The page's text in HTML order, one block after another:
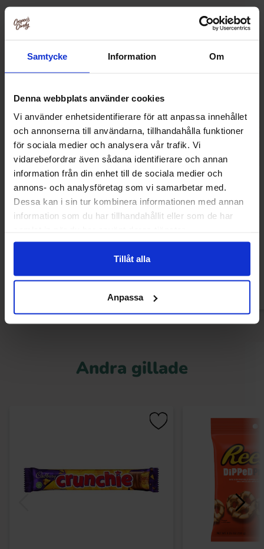
Samtycke Information Om
Denna webbplats använder cookies
Vi använder enhetsidentifierare för att anpassa innehållet
och annonserna till användarna, tillhandahålla funktioner
för sociala medier och analysera vår trafik. Vi
vidarebefordrar även sådana identifierare och annan
information från din enhet till de sociala medier och
annons- och analysföretag som vi samarbetar med.
Dessa kan i sin tur kombinera informationen med annan
information som du har tillhandahållit eller som de har
Tillåt alla
Anpassa
Relaterade produkter
Reeses Minis Unwrapped Peanut Butter
61.43 kr
Reeses Peanut
Andra gillade